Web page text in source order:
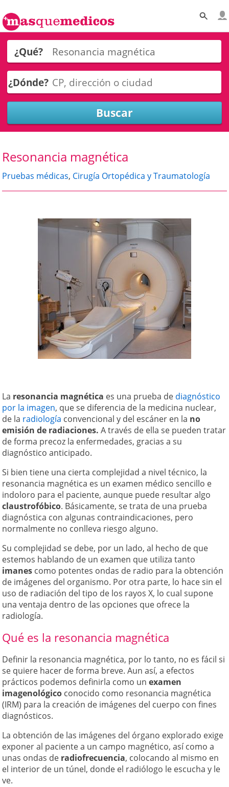
¿Qué?
¿Dónde?
Resonancia magnética
Pruebas médicas, Cirugía Ortopédica y Traumatología
La resonancia magnética es una prueba de diagnóstico
por la imagen, que se diferencia de la medicina nuclear,
de la radiología convencional y del escáner en la no
emisión de radiaciones.A través de ella se pueden tratar
de forma precoz la enfermedades, gracias a su
diagnóstico anticipado.
Si bien tiene una cierta complejidad a nivel técnico, la
resonancia magnética es un examen médico sencillo e
indoloro para el paciente, aunque puede resultar algo
claustrofóbico. Básicamente, se trata de una prueba
diagnóstica con algunas contraindicaciones, pero
normalmente no conlleva riesgo alguno.
Su complejidad se debe, por un lado, al hecho de que
estemos hablando de un examen que utiliza tanto
imanes como potentes ondas de radio para la obtención
de imágenes del organismo. Por otra parte, lo hace sin el
uso de radiación del tipo de los rayos X, lo cual supone
una ventaja dentro de las opciones que ofrece la
radiología.
Qué es la resonancia magnética
Definir la resonancia magnética, por lo tanto, no es fácil si
se quiere hacer de forma breve. Aun así, a efectos
prácticos podemos definirla como unexamen
imagenológico conocido como resonancia magnética
(IRM) para la creación de imágenes del cuerpo con fines
diagnósticos.
La obtención de las imágenes del órgano explorado exige
exponer al paciente a un campo magnético, así como a
unas ondas de radiofrecuencia, colocando al mismo en
el interior de un túnel, donde el radiólogo le escucha y le
ve.